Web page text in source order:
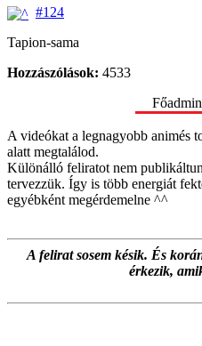
#124
Tapion-sama
Hozzászólások: 4533
A videókat a legnagyobb animés
alatt megtalálod.
Különálló feliratot nem
tervezzük. Így is több energiát
egyébként megérdemelne ^^
A felirat sosem késik. És
érkezik,